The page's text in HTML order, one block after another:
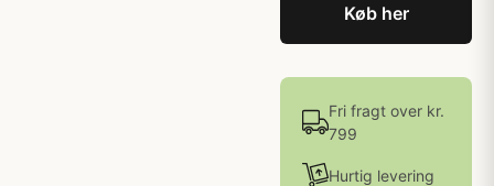
Køb her
Fri fragt over kr.
799
Hurtig levering